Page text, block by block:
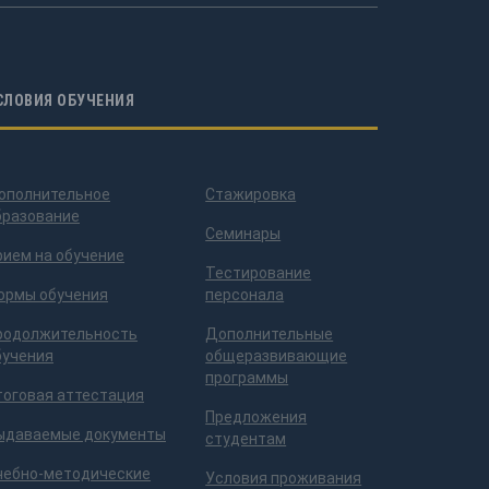
ОБУЧЕНИЯ
на обучение
обучения
аттестация
документы
методические
Стажировка
Семинары
Тестирование
персонала
Дополнительные
общеразвивающие
программы
Предложения
студентам
Условия проживания